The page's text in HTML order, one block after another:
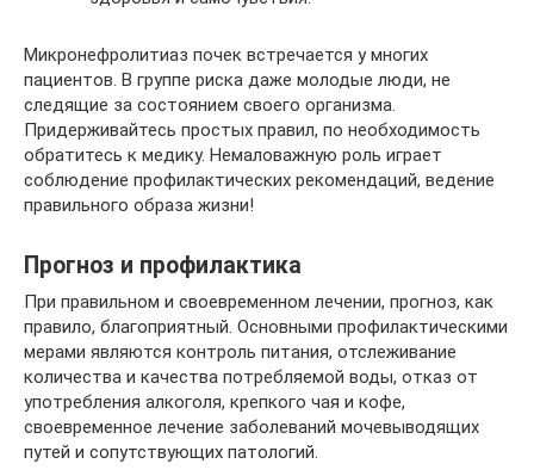
Микронефролитиаз почек встречается у многих
пациентов. В группе риска даже молодые люди, не
следящие за состоянием своего организма.
Придерживайтесь простых правил, по необходимость
обратитесь к медику. Немаловажную роль играет
соблюдение профилактических рекомендаций, ведение
правильного образа жизни!
Прогноз и профилактика
При правильном и своевременном лечении, прогноз, как
правило, благоприятный. Основными профилактическими
мерами являются контроль питания, отслеживание
количества и качества потребляемой воды, отказ от
употребления алкоголя, крепкого чая и кофе,
своевременное лечение заболеваний мочевыводящих
путей и сопутствующих патологий.